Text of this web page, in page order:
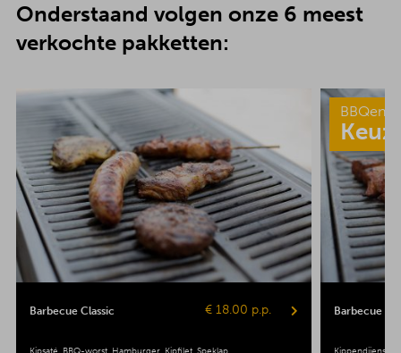
Onderstaand volgen onze 6 meest
verkochte pakketten:
Barbecue Classic € 18.00 p.p. Barbecue